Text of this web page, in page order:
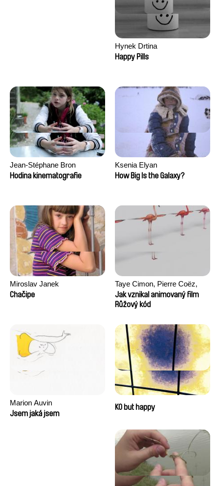
Hynek Drtina
Happy Pills
Jean-Stéphane Bron
Hodina kinematografie
Ksenia Elyan
How Big Is the Galaxy?
Miroslav Janek
Chačipe
Taye Cimon, Pierre Coëz,
Julie Groux, Sandra Leydier,
Manuarii Morel, Romain
Jak vznikal animovaný film
Růžový kód
Marion Auvin
Jsem jaká jsem
KO but happy